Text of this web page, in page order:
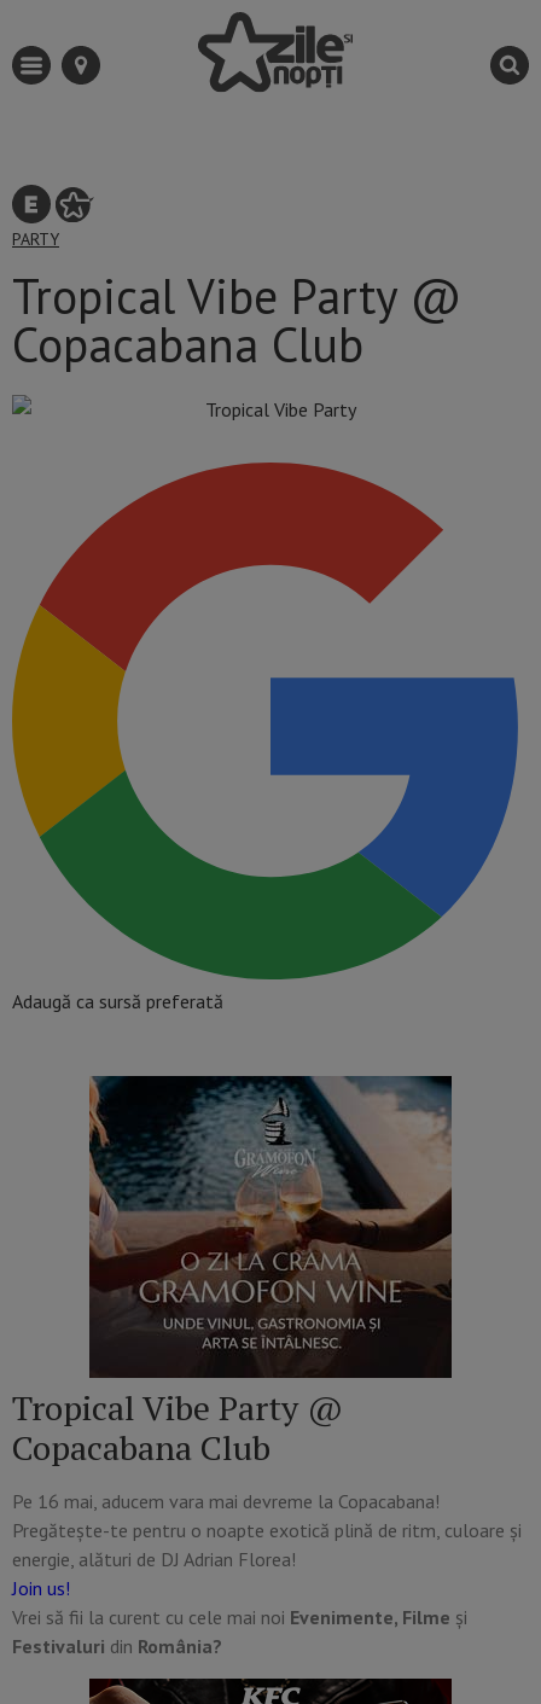
PARTY
Tropical Vibe Party @
Copacabana Club
Adaugă ca sursă preferată
Tropical Vibe Party @
Copacabana Club
Pe 16 mai, aducem vara mai devreme la Copacabana!
Pregătește-te pentru o noapte exotică plină de ritm, culoare și
energie, alături de DJ Adrian Florea!
Join us!
Vrei să fii la curent cu cele mai noi Evenimente, Filme și
Festivaluri din România?